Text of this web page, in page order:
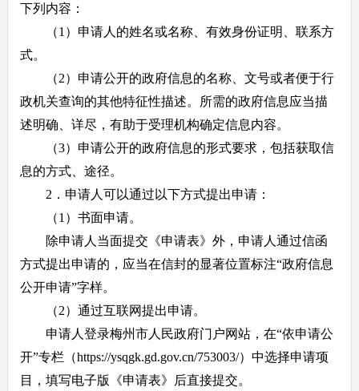
下列内容：
（1）申请人的姓名或名称、有效身份证明、联系方
式。
（2）申请公开的政府信息的名称、文号或者便于行
政机关查询的其他特征性描述。所需的政府信息应当描
述明确、详尽，有助于受理机构确定信息内容。
（3）申请公开的政府信息的形式要求，包括获取信
息的方式、途径。
2．申请人可以通过以下方式提出申请：
（1）书面申请。
除申请人当面提交《申请表》外，申请人通过信函
方式提出申请的，应当在信封的显著位置标注“政府信息
公开申请”字样。
（2）通过互联网提出申请。
申请人登录梅州市人民政府门户网站，在“依申请公
开”专栏（https://ysqgk.gd.gov.cn/753003/）中选择申请项
目，填写电子版《申请表》后直接提交。